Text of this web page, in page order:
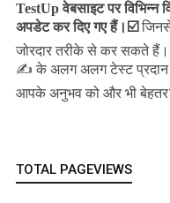
TestUp वेबसाइट पर
अपडेट कर दिए गए हैं। ☑️
जोरदार तरीके से कर सकते
✍️ के अलग अलग टेस्ट प्रदान
आपके अनुभव को और भी
TOTAL PAGEVIEWS